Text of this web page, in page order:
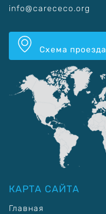
info@carececo.org
Схема проезда
КАРТА САЙТА
Главная